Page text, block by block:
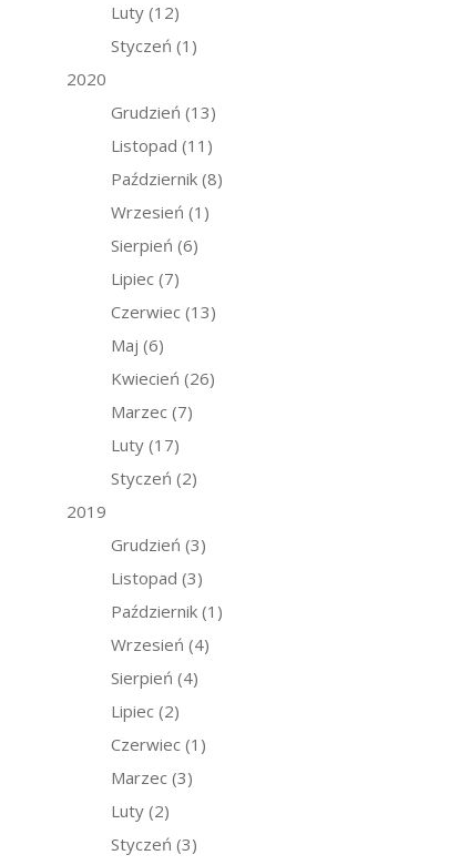
Luty (12)
Styczeń (1)
2020
Grudzień (13)
Listopad (11)
Październik (8)
Wrzesień (1)
Sierpień (6)
Lipiec (7)
Czerwiec (13)
Maj (6)
Kwiecień (26)
Marzec (7)
Luty (17)
Styczeń (2)
2019
Grudzień (3)
Listopad (3)
Październik (1)
Wrzesień (4)
Sierpień (4)
Lipiec (2)
Czerwiec (1)
Marzec (3)
Luty (2)
Styczeń (3)